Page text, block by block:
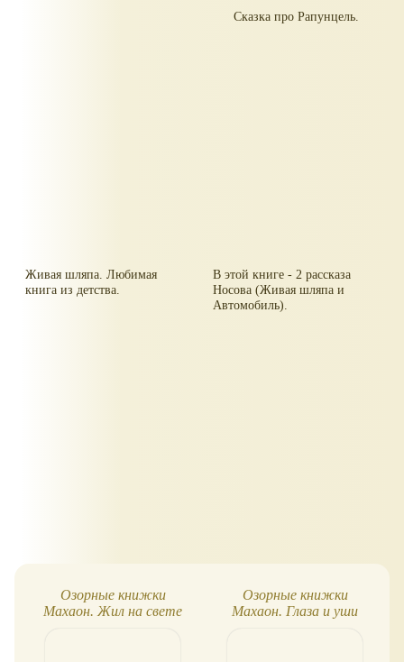
Сказка про Рапунцель.
Живая шляпа. Любимая
книга из детства.
В этой книге - 2 рассказа
Носова (Живая шляпа и
Автомобиль).
Озорные книжки
Махаон. Жил на свете
Озорные книжки
Махаон. Глаза и уши